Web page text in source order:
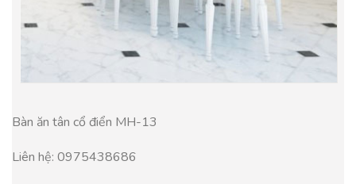
Bàn ăn tân cổ điển MH-13
Liên hệ: 0975438686